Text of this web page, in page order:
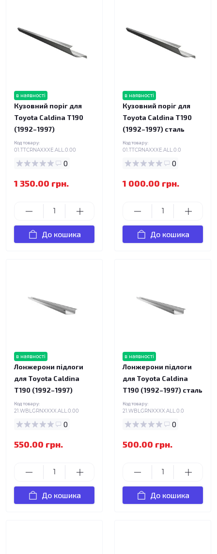
в наявності
Кузовний поріг для
Toyota Caldina T190
(1992–1997)
Код товару:
01.TTCRNAXXXE.ALL.0.00
0
1 350.00 грн.
До кошика
в наявності
Кузовний поріг для
Toyota Caldina T190
(1992–1997) сталь
Код товару:
01.TTCRNAXXXE.ALL.0.0
0
1 000.00 грн.
До кошика
в наявності
Лонжерони підлоги
для Toyota Caldina
T190 (1992–1997)
Код товару:
21.WBLGRNXXXX.ALL.0.00
0
550.00 грн.
До кошика
в наявності
Лонжерони підлоги
для Toyota Caldina
T190 (1992–1997) сталь
Код товару:
21.WBLGRNXXXX.ALL.0.0
0
500.00 грн.
До кошика